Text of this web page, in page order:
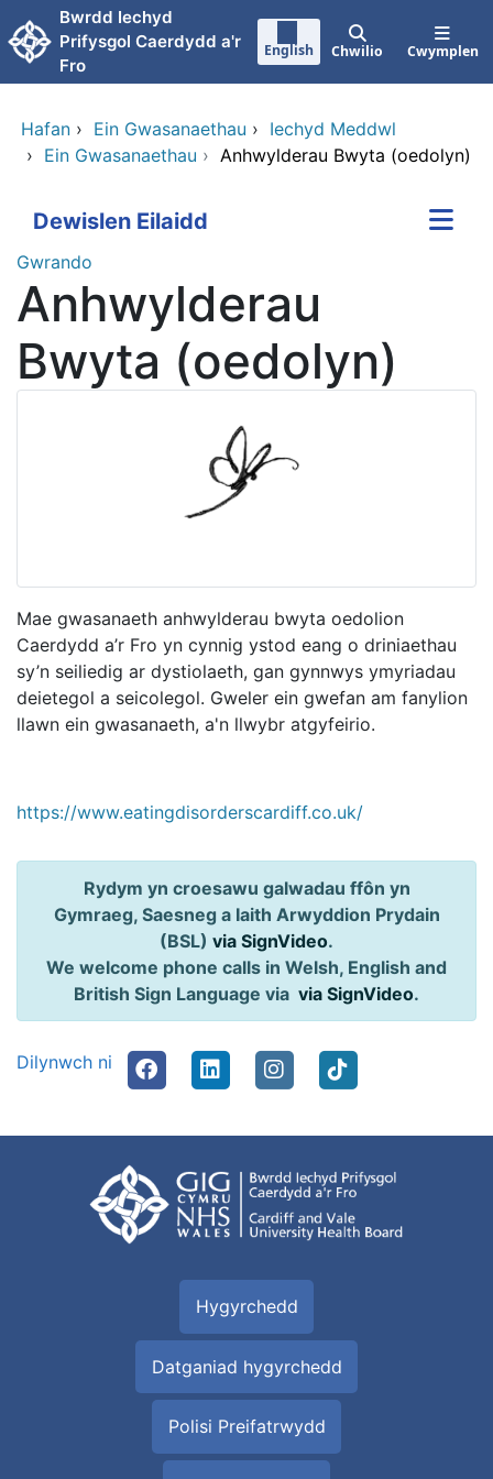
Neidio i'r prif gynnwy
Bwrdd Iechyd
Prifysgol Caerdydd a'r
Fro
English Chwilio Cwymplen
Hafan › Ein Gwasanaethau › Iechyd Meddwl
› Ein Gwasanaethau › Anhwylderau Bwyta (oedolyn)
Dewislen Eilaidd
Gwrando
Anhwylderau
Bwyta (oedolyn)
Mae gwasanaeth anhwylderau bwyta oedolion
Caerdydd a’r Fro yn cynnig ystod eang o driniaethau
sy’n seiliedig ar dystiolaeth, gan gynnwys ymyriadau
deietegol a seicolegol. Gweler ein gwefan am fanylion
llawn ein gwasanaeth, a'n llwybr atgyfeirio.
https://www.eatingdisorderscardiff.co.uk/
Rydym yn croesawu galwadau ffôn yn
Gymraeg, Saesneg a Iaith Arwyddion Prydain
(BSL) via SignVideo.
We welcome phone calls in Welsh, English and
British Sign Language via via SignVideo.
Dilynwch ni
Hygyrchedd
Datganiad hygyrchedd
Polisi Preifatrwydd